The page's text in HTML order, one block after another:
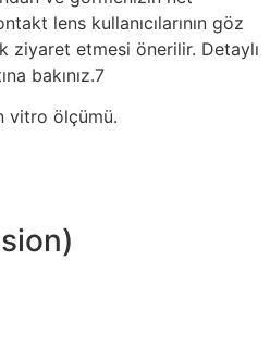
lens kullanıcılarının göz
ziyaret etmesi önerilir. Detaylı
bakınız.7
vitro ölçümü.